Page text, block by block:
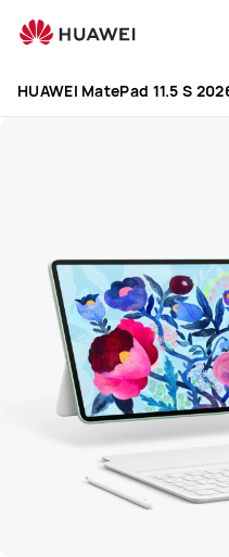
MatePad
HUAWEI MatePad 11.5 S